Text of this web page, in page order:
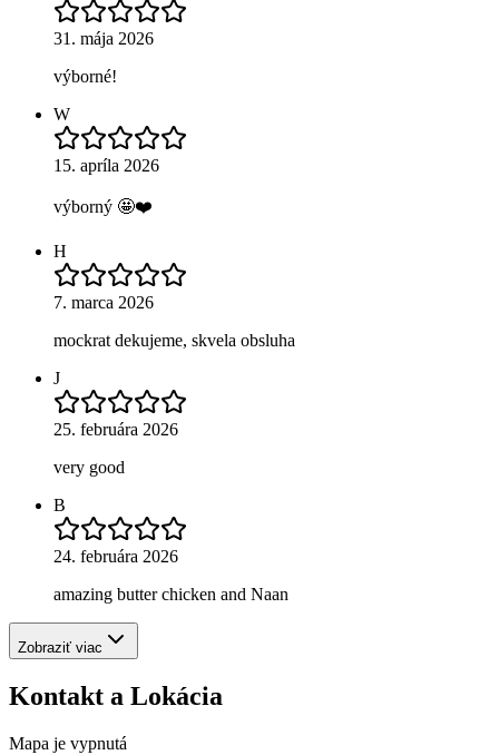
31. mája 2026
výborné!
W
15. apríla 2026
výborný 🤩❤️
H
7. marca 2026
mockrat dekujeme, skvela obsluha
J
25. februára 2026
very good
B
24. februára 2026
amazing butter chicken and Naan
Zobraziť viac
Kontakt a Lokácia
Mapa je vypnutá